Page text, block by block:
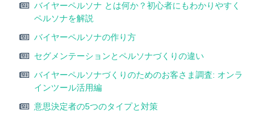
バイヤーペルソナ とは何か？初心者にもわかりやすく
ペルソナを解説
バイヤーペルソナの作り方
セグメンテーションとペルソナづくりの違い
バイヤーペルソナづくりのためのお客さま調査: オンラ
インツール活用編
意思決定者の5つのタイプと対策